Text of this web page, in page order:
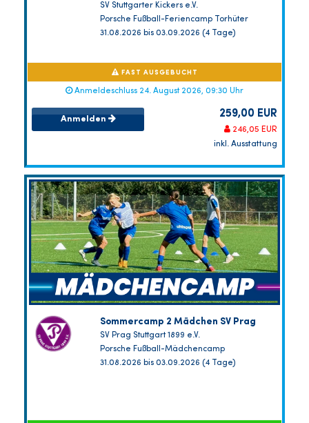
SV Stuttgarter Kickers e.V.
Porsche Fußball-Feriencamp Torhüter
31.08.2026 bis 03.09.2026 (4 Tage)
FAST AUSGEBUCHT
Anmeldeschluss 24. August 2026, 09:30 Uhr
Anmelden 259,00 EUR
246,05 EUR
inkl. Ausstattung
Sommercamp 2 Mädchen SV Prag
SV Prag Stuttgart 1899 e.V.
Porsche Fußball-Mädchencamp
31.08.2026 bis 03.09.2026 (4 Tage)